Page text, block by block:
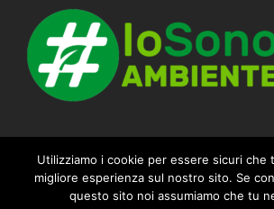
Utilizziamo i cookie per essere sicuri che
migliore esperienza sul nostro sito. Se
questo sito noi assumiamo che tu